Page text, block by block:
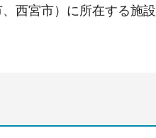
西宮市）に所在する施